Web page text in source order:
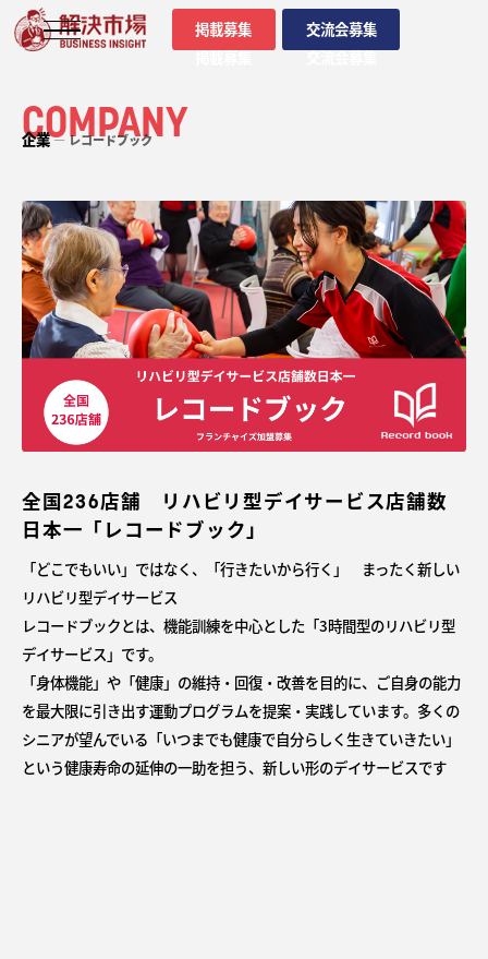
掲載募集
掲載募集
交流会募集
交流会募集
COMPANY
企業― レコードブック
全国236店舗 リハビリ型デイサービス店舗数
日本一「レコードブック」
「どこでもいい」ではなく、「行きたいから行く」 まったく新しい
リハビリ型デイサービス
レコードブックとは、機能訓練を中心とした「3時間型のリハビリ型
デイサービス」です。
「身体機能」や「健康」の維持・回復・改善を目的に、ご自身の能力
を最大限に引き出す運動プログラムを提案・実践しています。多くの
シニアが望んでいる「いつまでも健康で自分らしく生きていきたい」
という健康寿命の延伸の一助を担う、新しい形のデイサービスです